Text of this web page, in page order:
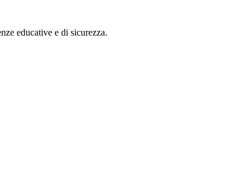
educative e di sicurezza.